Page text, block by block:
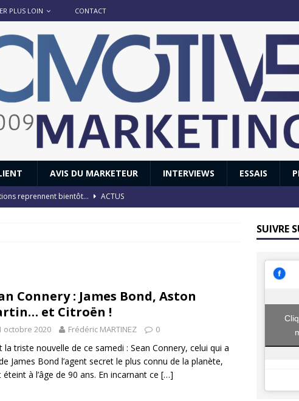
PLUS LOIN CONTACT
AVIS DU MARKETEUR INTERVIEWS ESSAIS
reprennent bientôt…
ACTUS
: Honda dévoile un spot publicitaire… confiné! ACTUS
Connery : James Bond, Aston
et Citroën !
octobre 2020 Frédéric MARTINEZ 0
la triste nouvelle de ce samedi : Sean Connery, celui qui a
James Bond l’agent secret le plus connu de la planète,
éteint à l’âge de 90 ans. En incarnant ce […]
SUIVRE